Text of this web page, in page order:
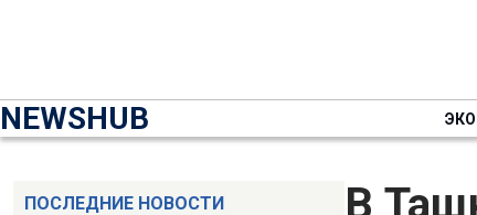
NEWSHUB
ПОСЛЕДНИЕ НОВОСТИ
В